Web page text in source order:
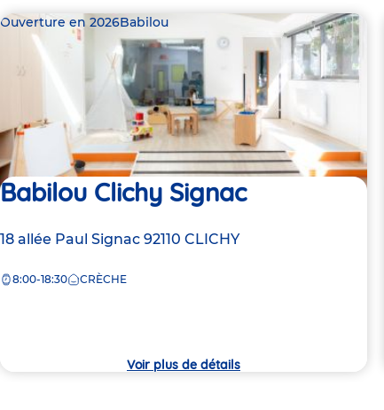
Ouverture en 2026Babilou
Babilou Clichy Signac
Adresse
la
18 allée Paul Signac 92110 CLICHY
8:00-18:30 CRÈCHE
Voir plus de détails